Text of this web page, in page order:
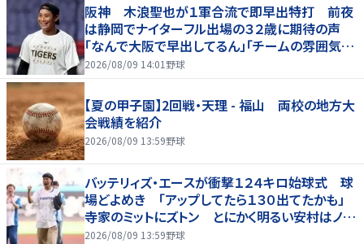
阪神 木浪聖也が１軍合流で即早出特打 前夜
は静岡でナイターフル出場の３２歳に期待の声
「なんで大阪で早出してるん」「チームの雰囲気が
変わる気が」
2026/08/09 14:01 野球
【夏の甲子園】2回戦・天理 - 福山 両校の地方大
会戦績を紹介
2026/08/09 13:59野球
バッテリィズ・エースが衝撃１２４キロ始球式 球
場どよめき 「アップしてたら１３０出てたかも」
寺家のミットにズトン とにかく明るい安村はノー
バンならず
2026/08/09 13:59野球